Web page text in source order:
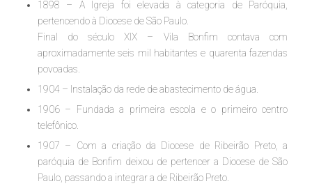
1898 – A Igreja foi elevada à categoria de Paróquia,
pertencendo à Diocese de São Paulo.
Final do século XIX – Vila Bonfim contava com
aproximadamente seis mil habitantes e quarenta fazendas
povoadas.
1904 – Instalação da rede de abastecimento de água.
1906 – Fundada a primeira escola e o primeiro centro
telefônico.
1907 – Com a criação da Diocese de Ribeirão Preto, a
paróquia de Bonfim deixou de pertencer a Diocese de São
Paulo, passando a integrar a de Ribeirão Preto.